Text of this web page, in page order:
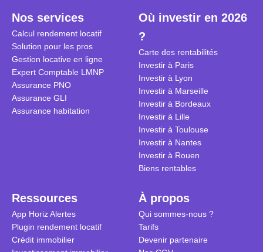
est-ce rentable ? Quels sont les
frais à prévoir ? Les différentes
conditions à remplir ?
encore ne
d’autres
Nos services
Calcul rendement locatif
Solution pour les pros
Gestion locative en ligne
Expert Comptable LMNP
Assurance PNO
Assurance GLI
Assurance habitation
Où investir en 2026
?
Carte des rentabilités
Investir à Paris
Investir à Lyon
Investir à Marseille
Investir à Bordeaux
Investir à Lille
Investir à Toulouse
Investir à Nantes
Investir à Rouen
Biens rentables
Ressources
App Horiz Alertes
Plugin rendement locatif
Crédit immobilier
À propos
Qui sommes-nous ?
Tarifs
Devenir partenaire